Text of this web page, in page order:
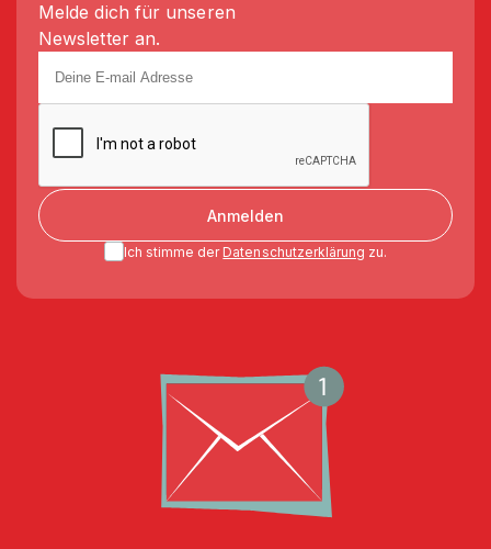
Melde dich für unseren
Newsletter an.
Anmelden
Ich stimme der Datenschutzerklärung zu.